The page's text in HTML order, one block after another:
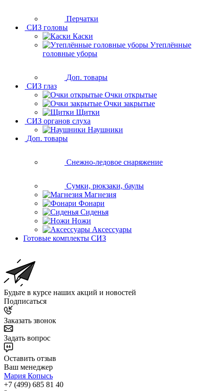
Перчатки
СИЗ головы
Каски
Утеплённые
головные уборы
Доп. товары
СИЗ глаз
Очки открытые
Очки закрытые
Щитки
СИЗ органов слуха
Наушники
Доп. товары
Снежно-ледовое снаряжение
Сумки, рюкзаки, баулы
Магнезия
Фонари
Сиденья
Ножи
Аксессуары
Готовые комплекты СИЗ
Будьте в курсе наших акций и новостей
Подписаться
Заказать звонок
Задать вопрос
Оставить отзыв
Ваш менеджер
Мария Копысь
+7 (499) 685 81 40